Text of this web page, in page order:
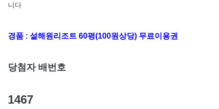
니다
경품 : 설해원리조트 60평(100원상당) 무료이용권
당첨자 배번호
1467